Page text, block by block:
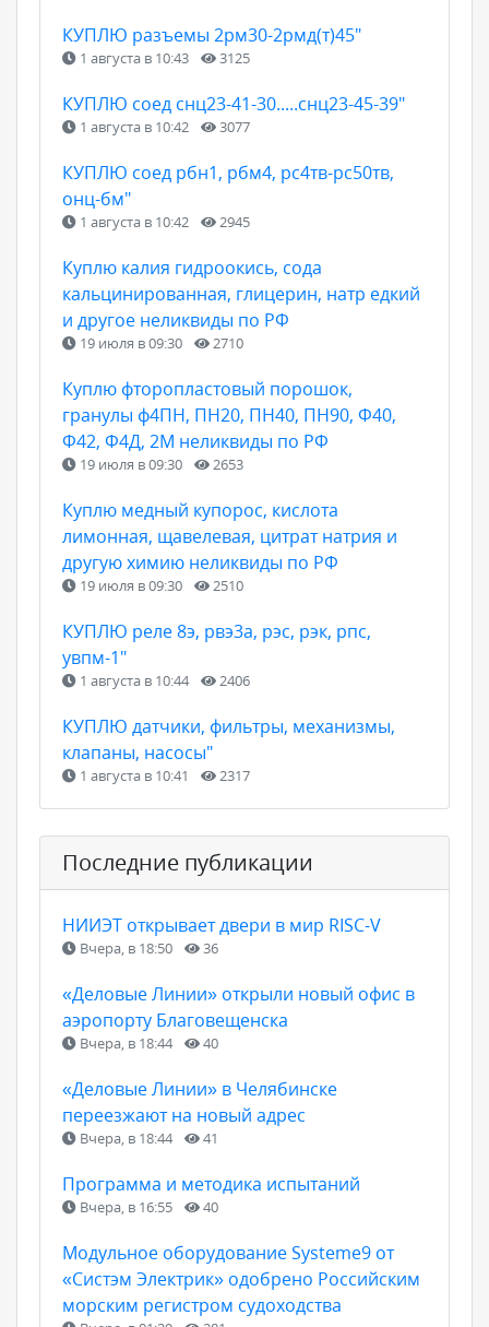
КУПЛЮ разъемы 2рм30-2рмд(т)45"
1 августа в 10:43 3125
КУПЛЮ соед снц23-41-30.....снц23-45-39"
1 августа в 10:42 3077
КУПЛЮ соед рбн1, рбм4, рс4тв-рс50тв,
онц-бм"
1 августа в 10:42 2945
Куплю калия гидроокись, сода
кальцинированная, глицерин, натр едкий
и другое неликвиды по РФ
19 июля в 09:30 2710
Куплю фторопластовый порошок,
гранулы ф4ПН, ПН20, ПН40, ПН90, Ф40,
Ф42, Ф4Д, 2М неликвиды по РФ
19 июля в 09:30 2653
Куплю медный купорос, кислота
лимонная, щавелевая, цитрат натрия и
другую химию неликвиды по РФ
19 июля в 09:30 2510
КУПЛЮ реле 8э, рвэ3а, рэс, рэк, рпс,
увпм-1"
1 августа в 10:44 2406
КУПЛЮ датчики, фильтры, механизмы,
клапаны, насосы"
1 августа в 10:41 2317
Последние публикации
НИИЭТ открывает двери в мир RISC-V
Вчера, в 18:50 36
«Деловые Линии» открыли новый офис в
аэропорту Благовещенска
Вчера, в 18:44 40
«Деловые Линии» в Челябинске
переезжают на новый адрес
Вчера, в 18:44 41
Программа и методика испытаний
Вчера, в 16:55 40
Модульное оборудование Systeme9 от
«Систэм Электрик» одобрено Российским
морским регистром судоходства